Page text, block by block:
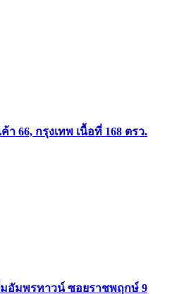
66, กรุงเทพ เนื้อที่ 168 ตรว.
อัมพรทาวน์ ซอยราชพฤกษ์ 9